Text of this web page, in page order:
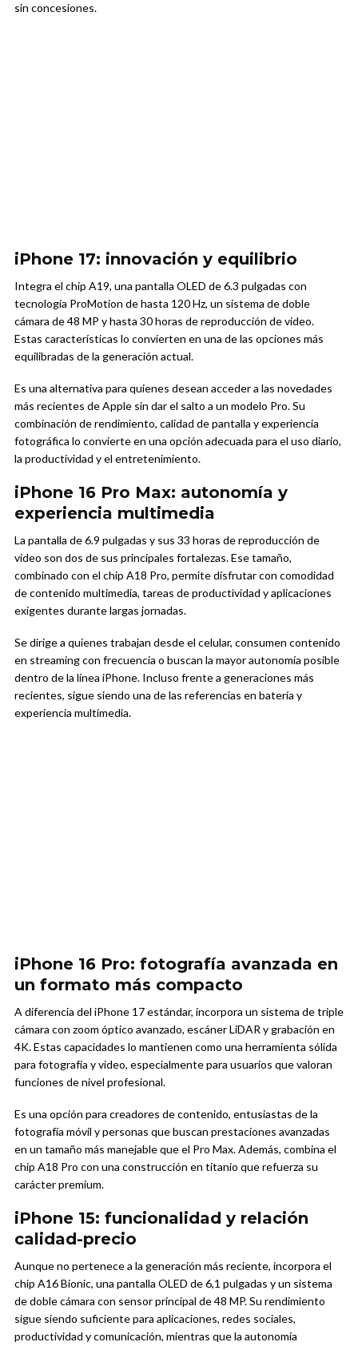
sin concesiones.
iPhone 17: innovación y equilibrio
Integra el chip A19, una pantalla OLED de 6.3 pulgadas con
tecnología ProMotion de hasta 120 Hz, un sistema de doble
cámara de 48 MP y hasta 30 horas de reproducción de video.
Estas características lo convierten en una de las opciones más
equilibradas de la generación actual.
Es una alternativa para quienes desean acceder a las novedades
más recientes de Apple sin dar el salto a un modelo Pro. Su
combinación de rendimiento, calidad de pantalla y experiencia
fotográfica lo convierte en una opción adecuada para el uso diario,
la productividad y el entretenimiento.
iPhone 16 Pro Max: autonomía y
experiencia multimedia
La pantalla de 6.9 pulgadas y sus 33 horas de reproducción de
video son dos de sus principales fortalezas. Ese tamaño,
combinado con el chip A18 Pro, permite disfrutar con comodidad
de contenido multimedia, tareas de productividad y aplicaciones
exigentes durante largas jornadas.
Se dirige a quienes trabajan desde el celular, consumen contenido
en streaming con frecuencia o buscan la mayor autonomía posible
dentro de la línea iPhone. Incluso frente a generaciones más
recientes, sigue siendo una de las referencias en batería y
experiencia multimedia.
iPhone 16 Pro: fotografía avanzada en
un formato más compacto
A diferencia del iPhone 17 estándar, incorpora un sistema de triple
cámara con zoom óptico avanzado, escáner LiDAR y grabación en
4K. Estas capacidades lo mantienen como una herramienta sólida
para fotografía y video, especialmente para usuarios que valoran
funciones de nivel profesional.
Es una opción para creadores de contenido, entusiastas de la
fotografía móvil y personas que buscan prestaciones avanzadas
en un tamaño más manejable que el Pro Max. Además, combina el
chip A18 Pro con una construcción en titanio que refuerza su
carácter premium.
iPhone 15: funcionalidad y relación
calidad-precio
Aunque no pertenece a la generación más reciente, incorpora el
chip A16 Bionic, una pantalla OLED de 6,1 pulgadas y un sistema
de doble cámara con sensor principal de 48 MP. Su rendimiento
sigue siendo suficiente para aplicaciones, redes sociales,
productividad y comunicación, mientras que la autonomía